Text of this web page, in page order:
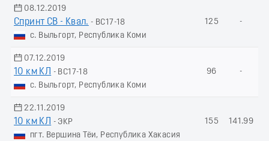
08.12.2019
Спринт СВ - Квал. - ВС17-18
с. Выльгорт, Республика Коми
125 -
07.12.2019
10 км КЛ
- ВС17-18
с. Выльгорт, Республика Коми
96 -
22.11.2019
10 км КЛ
- ЭКР
пгт. Вершина Тёи, Республика Хакасия
155 141.99